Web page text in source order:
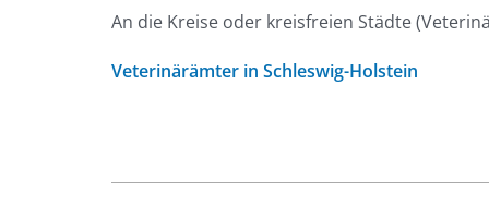
An die Kreise oder kreisfreien Städte
Veterinärämter in Schleswig-Holstein